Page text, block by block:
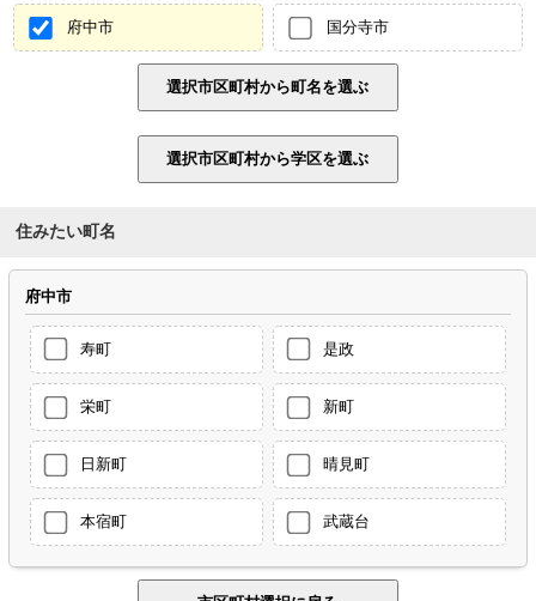
府中市 国分寺市
住みたい町名
府中市
寿町 是政
栄町 新町
日新町 晴見町
本宿町 武蔵台